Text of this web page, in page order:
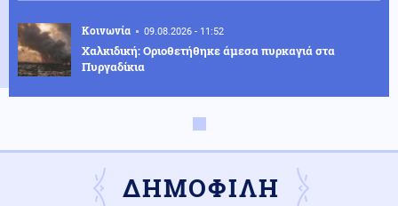
Κοινωνία 09.08.2026 - 11:52
Χαλκιδική: Οριοθετήθηκε άμεσα πυρκαγιά στα
Πυργαδίκια
ΔΗΜΟΦΙΛΗ